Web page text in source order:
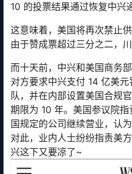
10 的投票结果通过恢复中兴
这意味着，美国将再次禁止
由于赞成票超过三分之二，
而十天前，中兴和美国商务
对方要求中兴支付 14 亿美
队，并在内部设置美国合规
期限为 10 年。美国参议院
国规定的公司继续营业，认
对此，业内人士纷纷指责美
兴这下又要凉了~